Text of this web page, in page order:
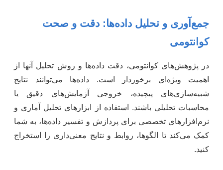
جمع‌آوری و تحلیل داده‌ها: دقت و صحت
کوانتومی
در پژوهش‌های کوانتومی، دقت داده‌ها و روش تحلیل آنها از
اهمیت ویژه‌ای برخوردار است. داده‌ها می‌توانند نتایج
شبیه‌سازی‌های پیچیده، خروجی آزمایش‌های دقیق یا
محاسبات تحلیلی باشند. استفاده از ابزارهای تحلیل آماری و
نرم‌افزارهای تخصصی برای پردازش و تفسیر داده‌ها، به شما
کمک می‌کند تا الگوها، روابط و نتایج معنی‌داری را استخراج
کنید.